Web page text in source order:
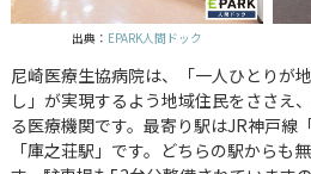
出典： EPARK人間ドック
尼崎医療生協病院は、「一人ひとりが
し」が実現するよう地域住民をささえ
る医療機関です。最寄り駅はJR神戸線
「庫之荘駅」です。どちらの駅からも